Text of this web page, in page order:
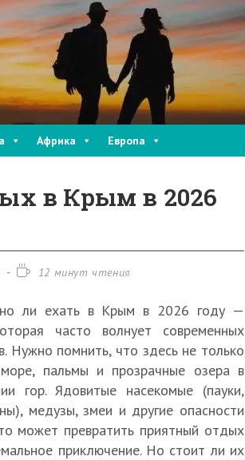
Африка Европа
в Крым в 2026
Время12 минут чтения
ли ехать в Крым в 2026 году —
часто волнует современных
Нужно помнить, что здесь не только
пальмы и прозрачные озера в
гор. Ядовитые насекомые (пауки,
медузы, змеи и другие опасности
может превратить приятный отдых
приключение. Но стоит ли их